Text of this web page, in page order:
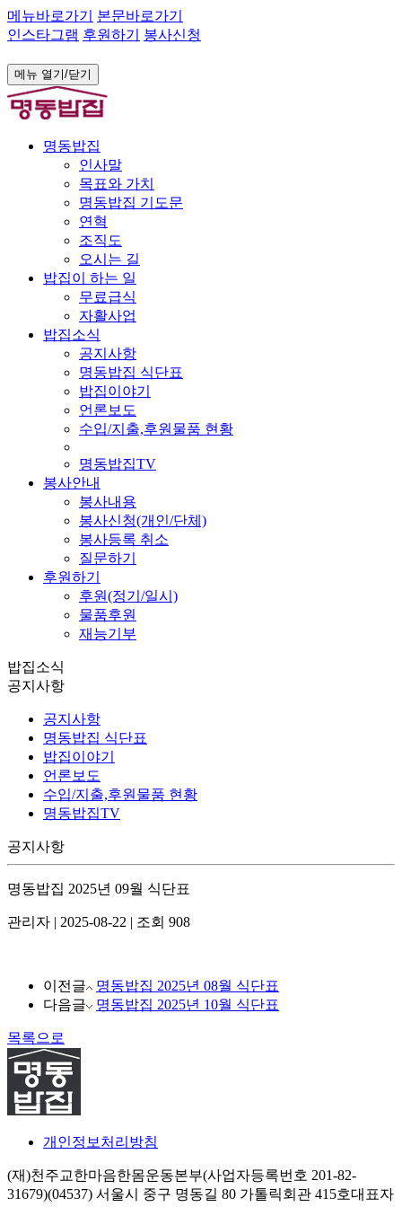
메뉴바로가기
본문바로가기
인스타그램 후원하기 봉사신청
메뉴 열기/닫기
명동밥집
인사말
목표와 가치
명동밥집 기도문
연혁
조직도
오시는 길
밥집이 하는 일
무료급식
자활사업
밥집소식
공지사항
명동밥집 식단표
밥집이야기
언론보도
수입/지출,후원물품 현황
명동밥집TV
봉사안내
봉사내용
봉사신청(개인/단체)
봉사등록 취소
질문하기
후원하기
후원(정기/일시)
물품후원
재능기부
밥집소식
공지사항
공지사항
명동밥집 식단표
밥집이야기
언론보도
수입/지출,후원물품 현황
명동밥집TV
공지사항
명동밥집 2025년 09월 식단표
관리자 | 2025-08-22 | 조회 908
이전글
명동밥집 2025년 08월 식단표
다음글
명동밥집 2025년 10월 식단표
목록으로
개인정보처리방침
(재)천주교한마음한몸운동본부(사업자등록번호 201-82-
31679)(04537) 서울시 중구 명동길 80 가톨릭회관 415호대표자